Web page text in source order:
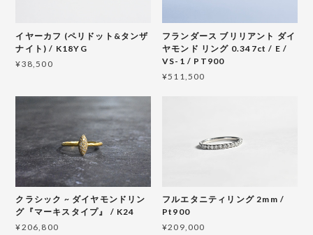
イヤーカフ (ペリドット&タンザ
ナイト) / K18YG
¥38,500
フランダース ブリリアント ダイ
ヤモンド リング 0.347ct / E /
VS-1 / PT900
¥511,500
クラシック ~ ダイヤモンドリン
グ『マーキスタイプ』 / K24
¥206,800
フルエタニティリング 2mm /
Pt900
¥209,000